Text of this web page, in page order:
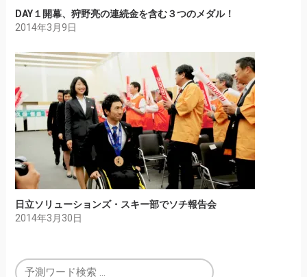
DAY１開幕、狩野亮の連続金を含む３つのメダル！
2014年3月9日
日立ソリューションズ・スキー部でソチ報告会
2014年3月30日